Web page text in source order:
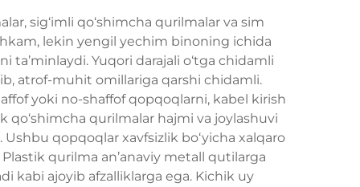
sig‘imli qo‘shimcha qurilmalar va sim
lekin yengil yechim binoning ichida
Yuqori darajali o‘tga chidamli
atrof-muhit omillariga qarshi chidamli.
yoki no-shaffof qopqoqlarni, kabel kirish
qurilmalar hajmi va joylashuvi
qopqoqlar xavfsizlik bo‘yicha xalqaro
qurilma an’anaviy metall qutilarga
kabi ajoyib afzalliklarga ega. Kichik uy